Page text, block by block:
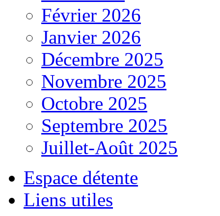
Février 2026
Janvier 2026
Décembre 2025
Novembre 2025
Octobre 2025
Septembre 2025
Juillet-Août 2025
Espace détente
Liens utiles